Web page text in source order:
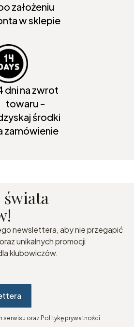
założeniu
w sklepie
dni na zwrot
towaru -
środki
zamówienie
świata
newslettera, aby nie przegapić
unikalnych promocji
klubowiczów.
serwisu oraz Politykę prywatności.